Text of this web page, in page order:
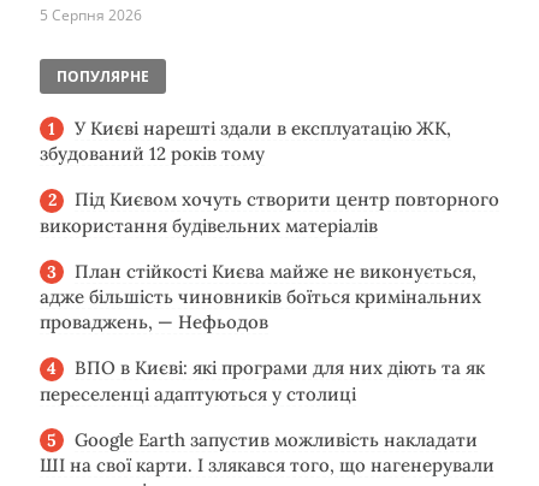
5 Серпня 2026
ПОПУЛЯРНЕ
У Києві нарешті здали в експлуатацію ЖК,
збудований 12 років тому
Під Києвом хочуть створити центр повторного
використання будівельних матеріалів
План стійкості Києва майже не виконується,
адже більшість чиновників боїться кримінальних
проваджень, — Нефьодов
ВПО в Києві: які програми для них діють та як
переселенці адаптуються у столиці
Google Earth запустив можливість накладати
ШІ на свої карти. І злякався того, що нагенерували